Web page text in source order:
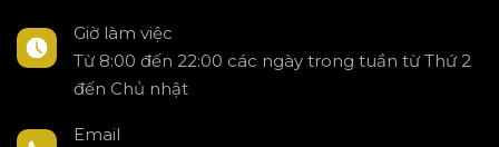
Giờ làm việc
Từ 8:00 đến 22:00 các ngày trong tuần từ Thứ 2
đến Chủ nhật
Email